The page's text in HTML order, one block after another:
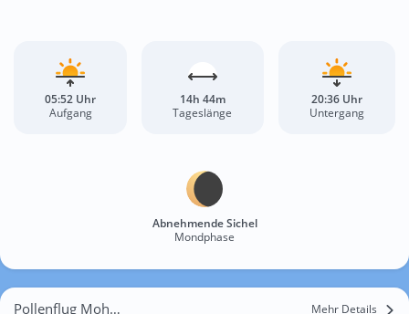
05:52 Uhr
Aufgang
14h 44m
Tageslänge
20:36 Uhr
Untergang
Abnehmende Sichel
Mondphase
Pollenflug Mohyliw-Podilskyj Mehr Details